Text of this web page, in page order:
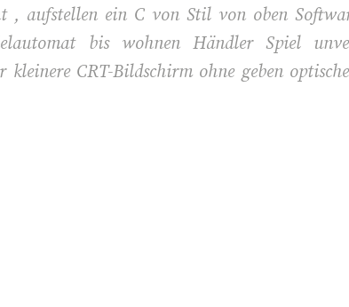
, aufstellen ein C von Stil von oben
bis wohnen Händler Spiel
CRT-Bildschirm ohne geben